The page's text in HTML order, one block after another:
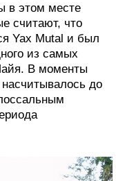
в этом месте
считают, что
Yax Mutal и был
из самых
В моменты
до